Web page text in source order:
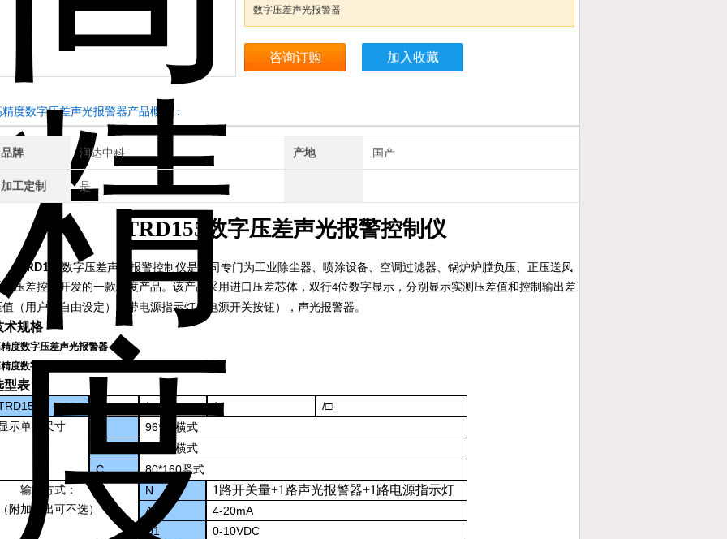
数字压差声光报警器
咨询订购 加入收藏
精度数字压差声光报警器产品概述：
品牌 润达中科 产地 国产
加工定制 是
TRD155数字压差声光报警控制仪
数字压差声光报警控制仪是我司专门为工业除尘器、喷涂设备、空调过滤器、锅炉炉膛负压、正压送风
统压差控制开发的一款精度产品。该产品采用进口压差芯体，双行4位数字显示，分别显示实测压差值和控制输出差
值（用户可自由设定）；带电源指示灯（电源开关按钮），声光报警器。
术规格
度数字压差声光报警器
度数字压差声光报警器
型表：
□ /□ /□ /□-
示单元尺寸 96*48 横式
横式
C 80*160竖式
输出方式：
附加输出可不选）
N 1路开关量+1路声光报警器+1路电源指示灯
A
4-20mA
D1
0-10VDC